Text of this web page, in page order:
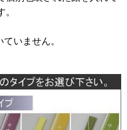
いません。